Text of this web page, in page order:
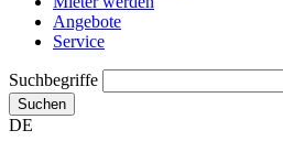
Angebote
Service
Suchbegriffe
Suchen
DE